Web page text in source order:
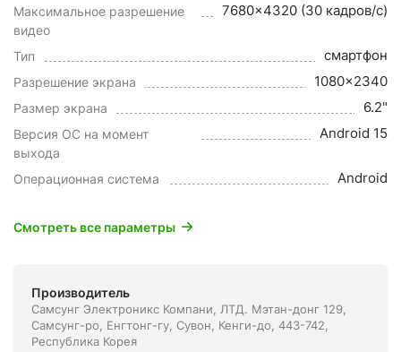
Максимальное разрешение
видео
7680x4320 (30 кадров/с)
Тип смартфон
Разрешение экрана 1080x2340
Размер экрана 6.2"
Версия ОС на момент
выхода
Android 15
Операционная система Android
Смотреть все параметры
Производитель
Самсунг Электроникс Компани, ЛТД. Мэтан-донг 129,
Самсунг-ро, Енгтонг-гу, Сувон, Кенги-до, 443-742,
Республика Корея